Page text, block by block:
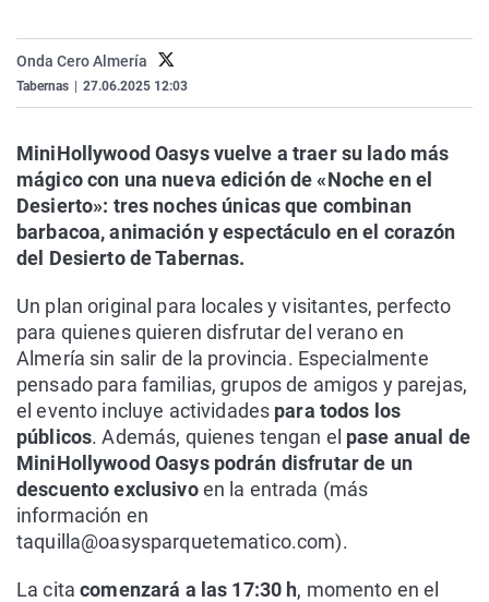
País Vasco
Onda Cero Almería
Tabernas 27.06.2025 12:03
MiniHollywood Oasys vuelve a traer su lado más
mágico con una nueva edición de «Noche en el
Desierto»: tres noches únicas que combinan
barbacoa, animación y espectáculo en el corazón
del Desierto de Tabernas.
Un plan original para locales y visitantes, perfecto
para quienes quieren disfrutar del verano en
Almería sin salir de la provincia. Especialmente
pensado para familias, grupos de amigos y parejas,
el evento incluye actividades para todos los
públicos. Además, quienes tengan el pase anual de
MiniHollywood Oasys podrán disfrutar de un
descuento exclusivoen la entrada (más
información en
taquilla@oasysparquetematico.com).
La citacomenzará a las 17:30 h, momento en el